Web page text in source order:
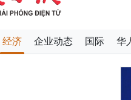
经济 企业动态 国际 华